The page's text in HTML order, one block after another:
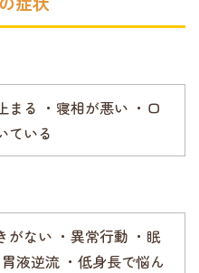
まる ・寝相が悪い ・口
ている
がない ・異常行動 ・眠
液逆流 ・低身長で悩ん